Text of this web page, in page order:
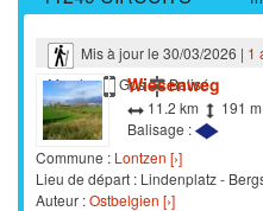
Mis à jour le 30/03/2026 | 1
Marche
Gps Balisé
Wiesenweg
11.2 km
191 m
Balisage :
Commune : Lontzen [›]
Lieu de départ : Lindenplatz -
Auteur :Ostbelgien [›]